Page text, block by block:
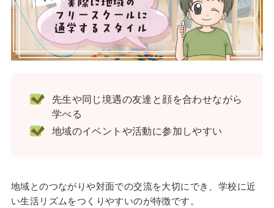
先生や同じ境遇の友達と顔を合わせながら
学べる
地域のイベントや活動に参加しやすい
地域とのつながりや対面での交流を大切にでき、学校に近
い生活リズムをつくりやすいのが特徴です。